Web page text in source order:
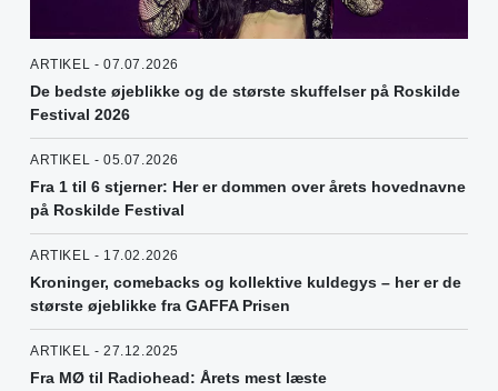
ARTIKEL - 07.07.2026
De bedste øjeblikke og de største skuffelser på Roskilde
Festival 2026
ARTIKEL - 05.07.2026
Fra 1 til 6 stjerner: Her er dommen over årets hovednavne
på Roskilde Festival
ARTIKEL - 17.02.2026
Kroninger, comebacks og kollektive kuldegys – her er de
største øjeblikke fra GAFFA Prisen
ARTIKEL - 27.12.2025
Fra MØ til Radiohead: Årets mest læste